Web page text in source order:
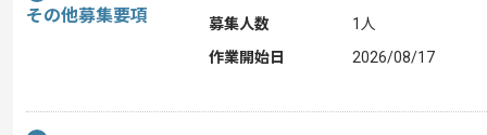
その他募集要項
募集人数
1人
作業開始日
2026/08/17